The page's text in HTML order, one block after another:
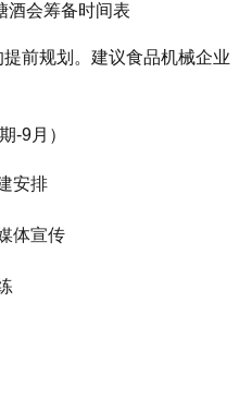
酒会筹备时间表
前规划。建议食品机械企业
-9月）
安排
体宣传